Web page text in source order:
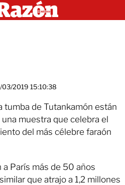
03/2019 15:10:38
tumba de Tutankamón están
muestra que celebra el
del más célebre faraón
París más de 50 años
que atrajo a 1,2 millones